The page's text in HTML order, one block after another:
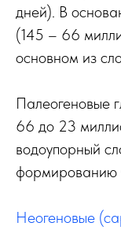
дней). В
(145 – 66
основном из
Палеогеновые
66 до 23
водоупорный
формированию
Неогеновые